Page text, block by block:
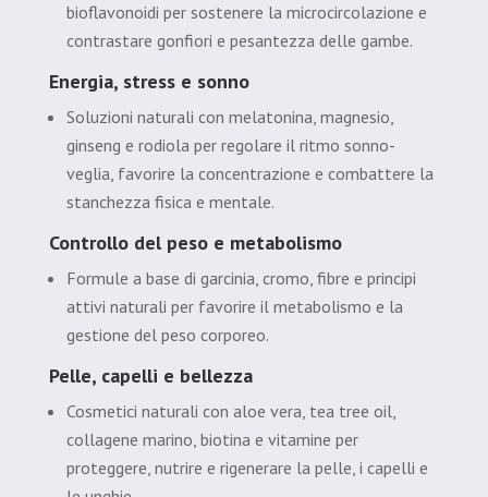
bioflavonoidi per sostenere la microcircolazione e
contrastare gonfiori e pesantezza delle gambe.
Energia, stress e sonno
Soluzioni naturali con melatonina, magnesio,
ginseng e rodiola per regolare il ritmo sonno-
veglia, favorire la concentrazione e combattere la
stanchezza fisica e mentale.
Controllo del peso e metabolismo
Formule a base di garcinia, cromo, fibre e principi
attivi naturali per favorire il metabolismo e la
gestione del peso corporeo.
Pelle, capelli e bellezza
Cosmetici naturali con aloe vera, tea tree oil,
collagene marino, biotina e vitamine per
proteggere, nutrire e rigenerare la pelle, i capelli e